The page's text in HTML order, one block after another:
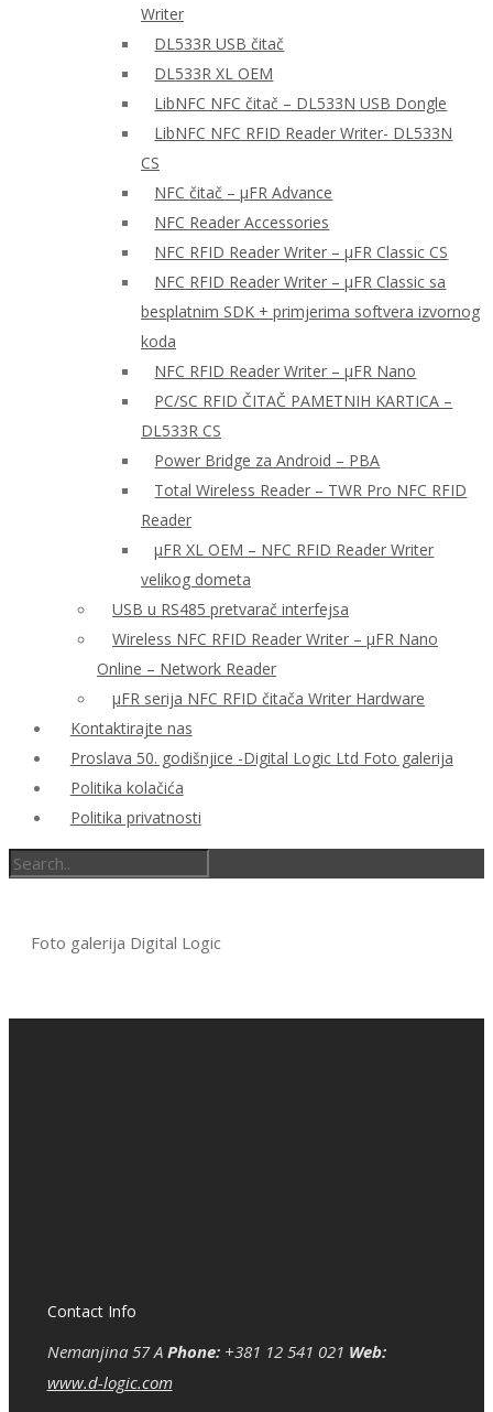
Writer
DL533R USB čitač
DL533R XL OEM
LibNFC NFC čitač – DL533N USB Dongle
LibNFC NFC RFID Reader Writer- DL533N
CS
NFC čitač – μFR Advance
NFC Reader Accessories
NFC RFID Reader Writer – μFR Classic CS
NFC RFID Reader Writer – μFR Classic sa
besplatnim SDK + primjerima softvera izvornog
koda
NFC RFID Reader Writer – μFR Nano
PC/SC RFID ČITAČ PAMETNIH KARTICA –
DL533R CS
Power Bridge za Android – PBA
Total Wireless Reader – TWR Pro NFC RFID
Reader
µFR XL OEM – NFC RFID Reader Writer
velikog dometa
USB u RS485 pretvarač interfejsa
Wireless NFC RFID Reader Writer – μFR Nano
Online – Network Reader
μFR serija NFC RFID čitača Writer Hardware
Kontaktirajte nas
Proslava 50. godišnjice -Digital Logic Ltd Foto galerija
Politika kolačića
Politika privatnosti
Foto galerija Digital Logic
Contact Info
Nemanjina 57 A Phone:+381 12 541 021 Web:
www.d-logic.com